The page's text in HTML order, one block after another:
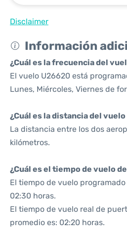
Disclaimer
Información
¿Cuál es la frecuencia del
El vuelo U26620 está
Lunes, Miércoles, Viernes de
¿Cuál es la distancia del
La distancia entre los dos
kilómetros.
¿Cuál es el tiempo de vuelo
El tiempo de vuelo
02:30 horas.
El tiempo de vuelo real de
promedio es: 02:20 horas.